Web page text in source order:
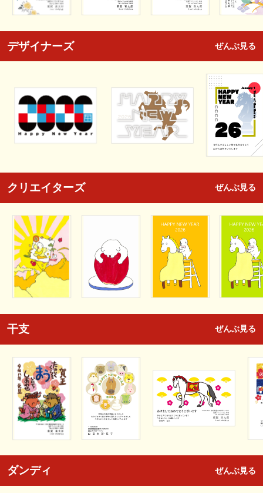
デザイナーズ ぜんぶ見る
クリエイターズ ぜんぶ見る
干支 ぜんぶ見る
ダンディ ぜんぶ見る